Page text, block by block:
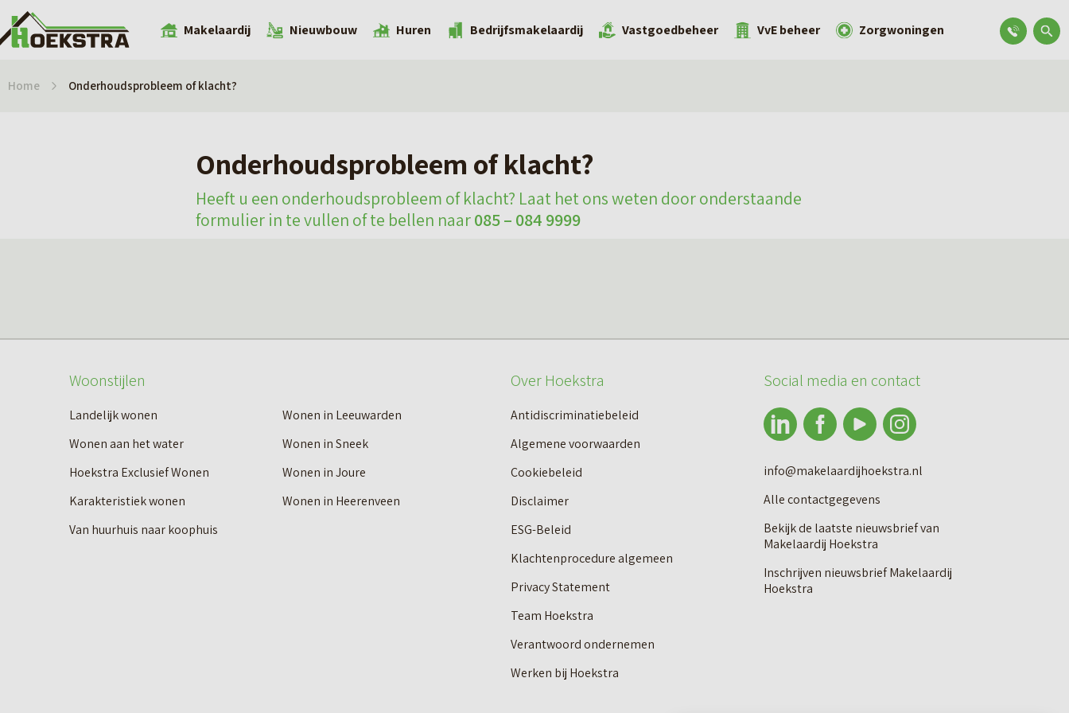
Makelaardij Nieuwbouw Huren Bedrijfsmakelaardij Vastgoedbeheer VvE beheer Zorgwoningen
Home Onderhoudsprobleem of klacht?
Onderhoudsprobleem of klacht?
Heeft u een onderhoudsprobleem of klacht? Laat het ons weten door onderstaande
formulier in te vullen of te bellen naar085 – 084 9999
Woonstijlen
Landelijk wonen
Wonen in Leeuwarden
Wonen aan het water
Wonen in Sneek
Hoekstra Exclusief Wonen
Wonen in Joure
Karakteristiek wonen
Wonen in Heerenveen
Van huurhuis naar koophuis
Over Hoekstra
Antidiscriminatiebeleid
Algemene voorwaarden
Cookiebeleid
Disclaimer
ESG-Beleid
Klachtenprocedure algemeen
Privacy Statement
Team Hoekstra
Verantwoord ondernemen
Werken bij Hoekstra
Social media en contact
info@makelaardijhoekstra.nl
Alle contactgegevens
Bekijk de laatste nieuwsbrief van
Makelaardij Hoekstra
Inschrijven nieuwsbrief Makelaardij
Hoekstra